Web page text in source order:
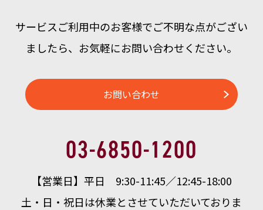
サービスご利用中のお客様でご不明な点がござい
ましたら、 お気軽にお問い合わせください。
お問い合わせ
03-6850-1200
【営業日】平日 9:30-11:45／12:45-18:00
土・日・祝日は休業とさせていただいておりま